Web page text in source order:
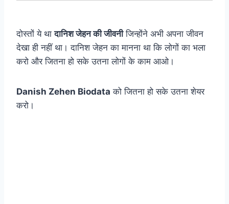
दोस्तों ये थादानिश जेहन की जीवनीजिन्होंने अभी अपना जीवन
देखा ही नहीं था। दानिश जेहन का मानना था कि लोगों का भला
करो और जितना हो सके उतना लोगों के काम आओ।
Danish Zehen Biodata को जितना हो सके उतना शेयर
करो।